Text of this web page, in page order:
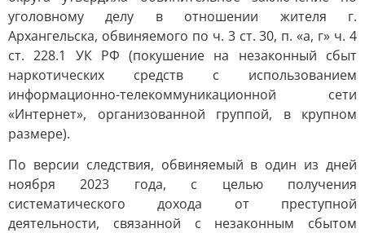
уголовному делу в отношении жителя г.
Архангельска, обвиняемого по ч. 3 ст. 30, п. «а, г» ч. 4
ст. 228.1 УК РФ (покушение на незаконный сбыт
наркотических средств с использованием
информационно-телекоммуникационной сети
«Интернет», организованной группой, в крупном
размере).
По версии следствия, обвиняемый в один из дней
ноября 2023 года, с целью получения
систематического дохода от преступной
деятельности, связанной с незаконным сбытом